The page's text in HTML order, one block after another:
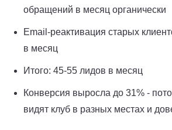
обращений в месяц органически
Email-реактивация старых
в месяц
Итого: 45-55 лидов в месяц
Конверсия выросла до 31% -
видят клуб в разных местах и